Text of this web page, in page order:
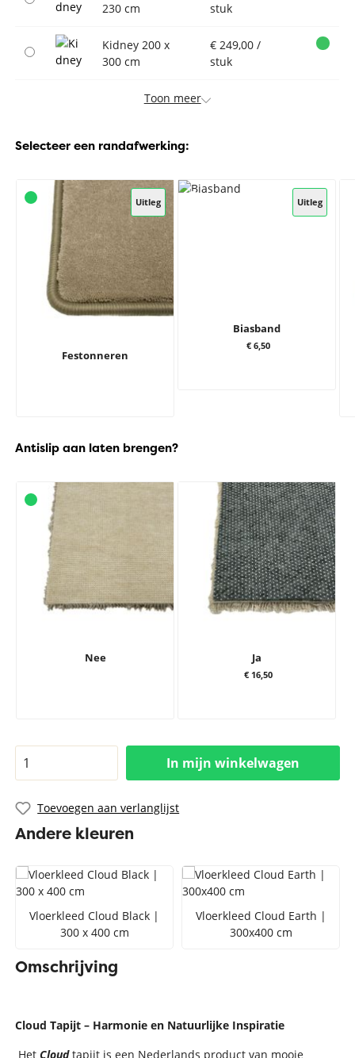
230 cm
stuk
Kidney 200 x
300 cm
€ 249,00 /
stuk
Toon meer
Selecteer een randafwerking:
Uitleg
Festonneren
Uitleg
Biasband
€ 6,50
Antislip aan laten brengen?
Nee Ja
€ 16,50
In mijn winkelwagen
Toevoegen aan verlanglijst
Andere kleuren
Vloerkleed Cloud Black |
300 x 400 cm
Vloerkleed Cloud Earth |
300x400 cm
Omschrijving
Cloud Tapijt – Harmonie en Natuurlijke Inspiratie
HetCloudtapijt is een Nederlands product van mooie